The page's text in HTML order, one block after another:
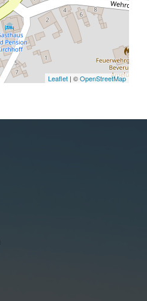
Leaflet | ©OpenStreetMap